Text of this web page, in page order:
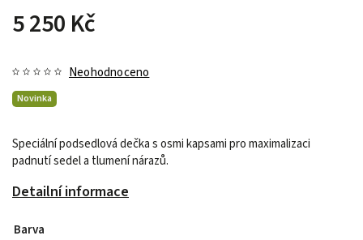
5 250 Kč
Novinka
Neohodnoceno
Speciální podsedlová dečka s osmi kapsami pro maximalizaci
padnutí sedel a tlumení nárazů.
Detailní informace
Barva